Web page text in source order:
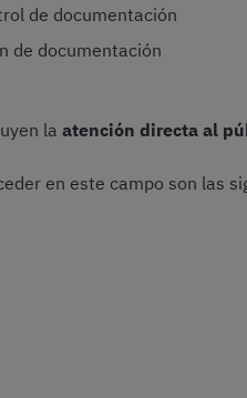
de documentación
de documentación
la atención directa al
en este campo son las